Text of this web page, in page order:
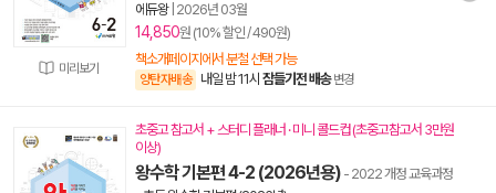
미리보기
에듀왕| 2026년 03월
14,850원 (10% 할인 / 490원)
책소개페이지에서 분철 선택 가능
양탄자배송 내일 밤 11시 잠들기전 배송 변경
초중고 참고서 + 스터디 플래너 · 미니 콜드컵 (초중고참고서 3만원
이상)
왕수학 기본편 4-2 (2026년용) - 2022 개정 교육과정